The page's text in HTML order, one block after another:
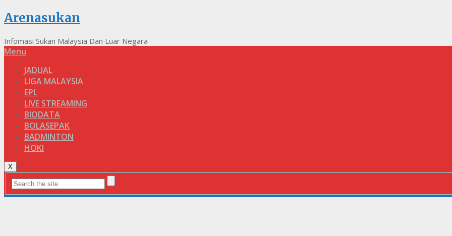
Arenasukan
Infomasi Sukan Malaysia Dan Luar Negara
Menu
JADUAL
LIGA MALAYSIA
EPL
LIVE STREAMING
BIODATA
BOLASEPAK
BADMINTON
HOKI
X